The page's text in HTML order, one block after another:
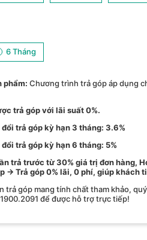
6 Tháng
phẩm: Chương trình trả góp áp dụng
trả góp với lãi suất 0%.
trả góp kỳ hạn 3 tháng: 3.6%
trả góp kỳ hạn 6 tháng: 5%
trả trước từ 30% giá trị đơn hàng,
→ Trả góp 0% lãi, 0 phí, giúp khách
trả góp mang tính chất tham khảo,
để được hỗ trợ trực tiếp!